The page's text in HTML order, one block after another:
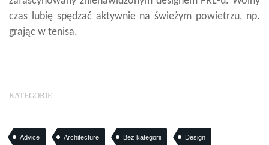
czas lubię spędzać aktywnie na świeżym powietrzu, np.
grając w tenisa.
KATEGORIE
Advice Architecture Bez kategorii Design